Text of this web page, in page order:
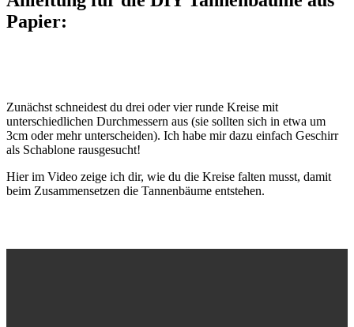
Papier:
Zunächst schneidest du drei oder vier runde Kreise mit
unterschiedlichen Durchmessern aus (sie sollten sich in etwa um
3cm oder mehr unterscheiden). Ich habe mir dazu einfach Geschirr
als Schablone rausgesucht!
Hier im Video zeige ich dir, wie du die Kreise falten musst, damit
beim Zusammensetzen die Tannenbäume entstehen.